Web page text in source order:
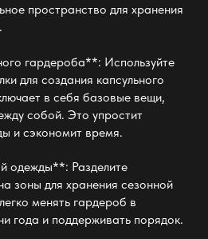
пространство для хранения
гардероба**: Используйте
для создания капсульного
в себя базовые вещи,
собой. Это упростит
и сэкономит время.
одежды**: Разделите
зоны для хранения сезонной
менять гардероб в
года и поддерживать порядок.